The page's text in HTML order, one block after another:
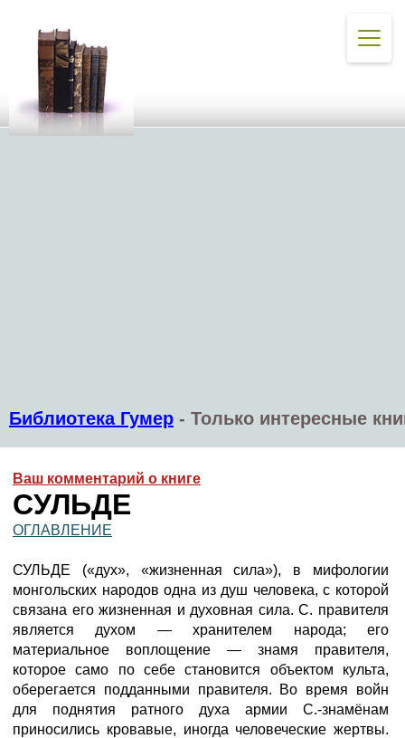
Библиотека Гумер - Только интересные
Ваш комментарий о книге
СУЛЬДЕ
ОГЛАВЛЕНИЕ
СУЛЬДЕ («дух», «жизненная сила»), в мифологии
монгольских народов одна из душ человека, с которой
связана его жизненная и духовная сила. С. правителя
является духом — хранителем народа; его
материальное воплощение — знамя правителя,
которое само по себе становится объектом культа,
оберегается подданными правителя. Во время войн
для поднятия ратного духа армии С.-знамёнам
приносились кровавые, иногда человеческие жертвы.